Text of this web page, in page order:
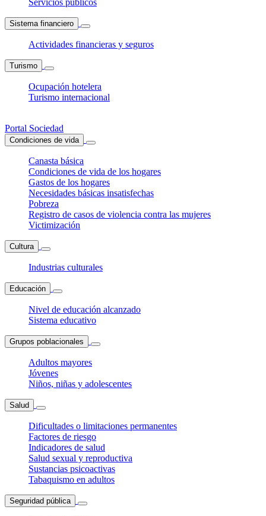
Servicios públicos
Sistema financiero
Actividades financieras y seguros
Turismo
Ocupación hotelera
Turismo internacional
Portal Sociedad
Condiciones de vida
Canasta básica
Condiciones de vida de los hogares
Gastos de los hogares
Necesidades básicas insatisfechas
Pobreza
Registro de casos de violencia contra las mujeres
Victimización
Cultura
Industrias culturales
Educación
Nivel de educación alcanzado
Sistema educativo
Grupos poblacionales
Adultos mayores
Jóvenes
Niños, niñas y adolescentes
Salud
Dificultades o limitaciones permanentes
Factores de riesgo
Indicadores de salud
Salud sexual y reproductiva
Sustancias psicoactivas
Tabaquismo en adultos
Seguridad pública